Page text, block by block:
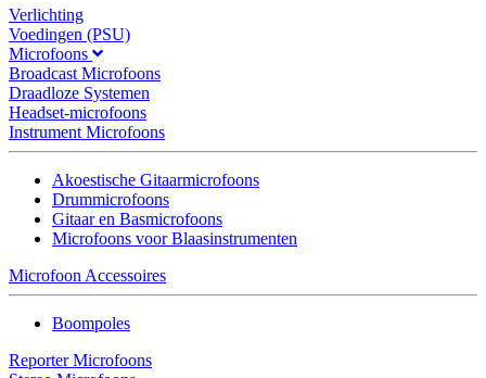
Verlichting
Voedingen (PSU)
Microfoons
Broadcast Microfoons
Draadloze Systemen
Headset-microfoons
Instrument Microfoons
Akoestische Gitaarmicrofoons
Drummicrofoons
Gitaar en Basmicrofoons
Microfoons voor Blaasinstrumenten
Microfoon Accessoires
Boompoles
Reporter Microfoons